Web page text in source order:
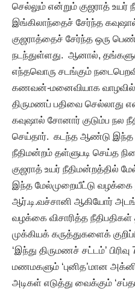
செல்லும் என்றும் குஜராத் உயர்
இங்கிலாந்தைச் சேர்ந்த
குஜராத்தைச் சேர்ந்த ஒரு
நடந்துள்ளது. ஆனால்,
எந்தவொரு சடங்கும்
கணவன்-மனைவியாக
திருமணப் பதிவை செல்லாது
கவுஷால் சோனார் குடும்ப நல
செய்தார். கடந்த ஆண்டு இந்த
நீதிமன்றம் தள்ளுபடி செய்த
குஜராத் உயர் நீதிமன்றத்தில்
இந்த மேல்முறையீட்டு வழக்கை
ஆர்.டி.வச்சானி ஆகியோர்
வழக்கை விசாரித்த நீதிபதிகள்
முக்கியக் கருத்துகளைக்
‘இந்து திருமணச் சட்டம்’
மணமகளும் ‘புனித’மான
அடிகள் எடுத்து வைக்கும்